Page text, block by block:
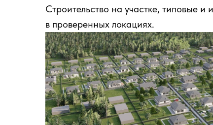
Строительство на участке, типовые
в проверенных локациях.